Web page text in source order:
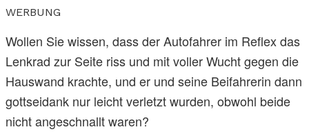
WERBUNG
Wollen Sie wissen, dass der Autofahrer im Reflex das
Lenkrad zur Seite riss und mit voller Wucht gegen die
Hauswand krachte, und er und seine Beifahrerin dann
gottseidank nur leicht verletzt wurden, obwohl beide
nicht angeschnallt waren?